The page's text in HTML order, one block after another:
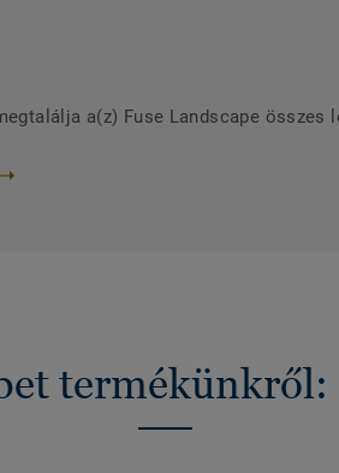
a(z) Fuse Landscape összes
termékünkről: